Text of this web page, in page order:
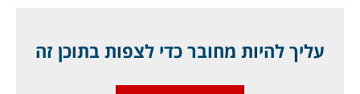
עליך להיות מחובר כדי לצפות בתוכן זה